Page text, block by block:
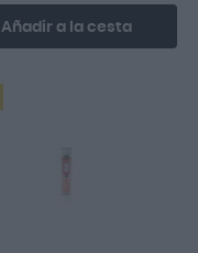
Añadir a la cesta